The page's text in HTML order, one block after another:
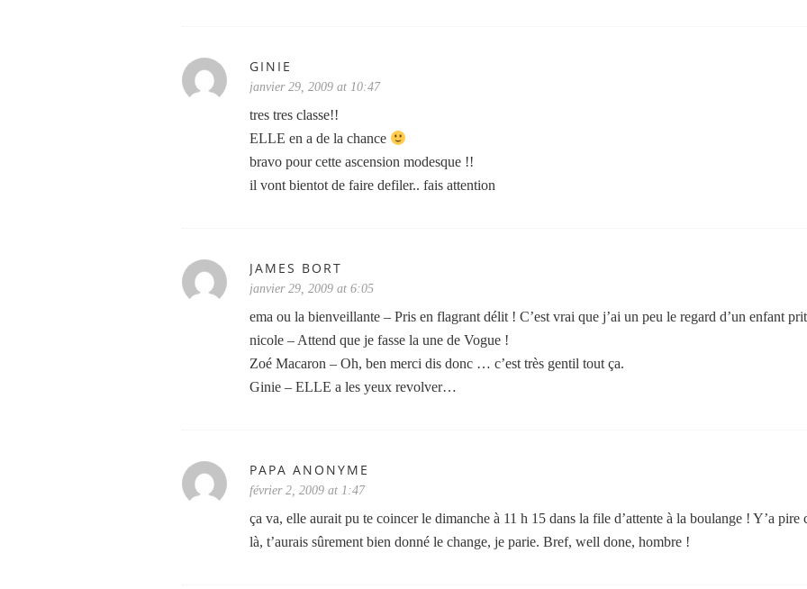
GINIE
janvier 29, 2009 at 10:47
tres tres classe!!
ELLE en a de la chance
bravo pour cette ascension modesque !!
il vont bientot de faire defiler.. fais attention
JAMES BORT
janvier 29, 2009 at 6:05
ema ou la bienveillante – Pris en flagrant délit ! C’est vrai que j’ai un peu le regard d’un enfant
nicole – Attend que je fasse la une de Vogue !
Zoé Macaron – Oh, ben merci dis donc … c’est très gentil tout ça.
Ginie – ELLE a les yeux revolver…
PAPA ANONYME
février 2, 2009 at 1:47
ça va, elle aurait pu te coincer le dimanche à 11 h 15 dans la file d’attente à la boulange ! Y’a
là, t’aurais sûrement bien donné le change, je parie. Bref, well done, hombre !